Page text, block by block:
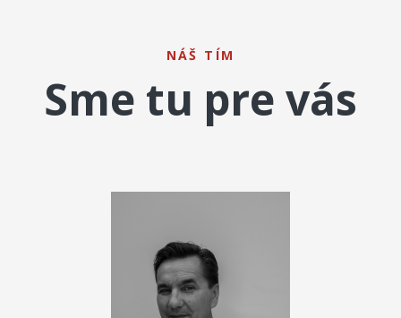
NÁŠ TÍM
Sme tu pre vás